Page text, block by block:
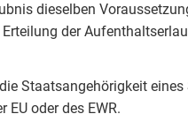
dieselben
der
Staatsangehörigkeit eines
EU oder des EWR.